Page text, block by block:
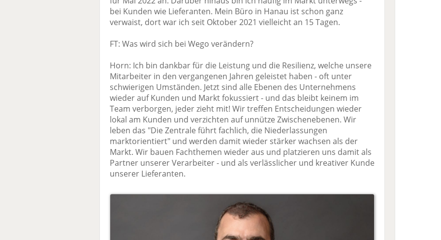
bei Kunden wie Lieferanten. Mein Büro in Hanau ist schon ganz
verwaist, dort war ich seit Oktober 2021 vielleicht an 15 Tagen.
FT: Was wird sich bei Wego verändern?
Horn: Ich bin dankbar für die Leistung und die Resilienz, welche unsere
Mitarbeiter in den vergangenen Jahren geleistet haben - oft unter
schwierigen Umständen. Jetzt sind alle Ebenen des Unternehmens
wieder auf Kunden und Markt fokussiert - und das bleibt keinem im
Team verborgen, jeder zieht mit! Wir treffen Entscheidungen wieder
lokal am Kunden und verzichten auf unnütze Zwischenebenen. Wir
leben das "Die Zentrale führt fachlich, die Niederlassungen
marktorientiert" und werden damit wieder stärker wachsen als der
Markt. Wir bauen Fachthemen wieder aus und platzieren uns damit als
Partner unserer Verarbeiter - und als verlässlicher und kreativer Kunde
unserer Lieferanten.